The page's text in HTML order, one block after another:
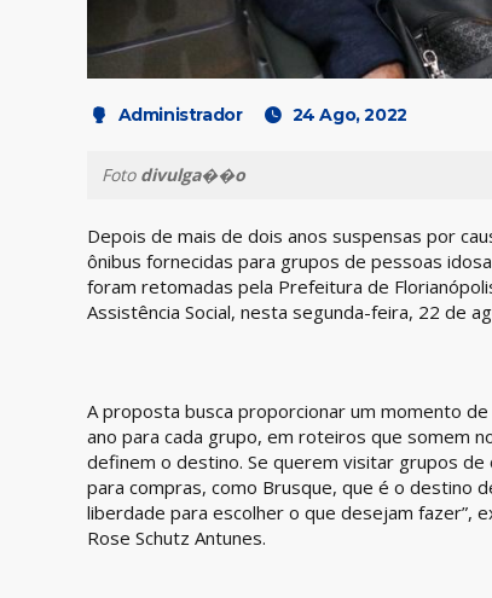
Administrador 24 Ago, 2022
Foto divulga��o
Depois de mais de dois anos suspensas por
ônibus fornecidas para grupos de pessoas
foram retomadas pela Prefeitura de
Assistência Social, nesta segunda-feira, 22 de
A proposta busca proporcionar um momento
ano para cada grupo, em roteiros que somem
definem o destino. Se querem visitar grupos
para compras, como Brusque, que é o destino
liberdade para escolher o que desejam fazer”,
Rose Schutz Antunes.